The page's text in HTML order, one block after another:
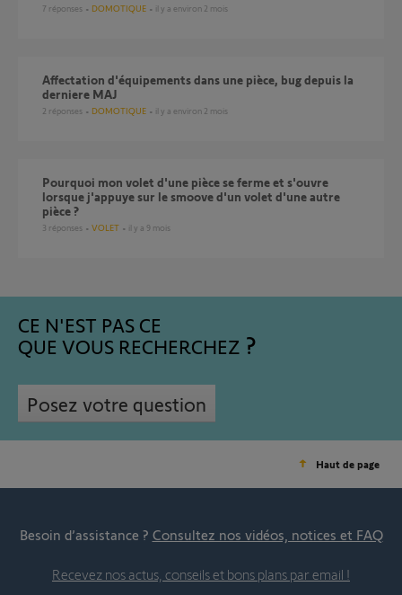
7 réponses DOMOTIQUE il y a environ 2 mois
Affectation d'équipements dans une pièce, bug depuis la
derniere MAJ
2 réponses DOMOTIQUE il y a environ 2 mois
Pourquoi mon volet d'une pièce se ferme et s'ouvre
lorsque j'appuye sur le smoove d'un volet d'une autre
pièce ?
3 réponses VOLET il y a 9 mois
CE N'EST PAS CE
QUE VOUS RECHERCHEZ
Posez votre question
Haut de page
Besoin d’assistance ? Consultez nos vidéos, notices et FAQ
Recevez nos actus, conseils et bons plans par email !